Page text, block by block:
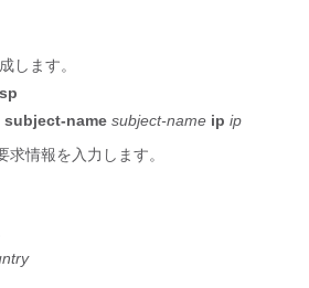
します。
subject-name subject-name ip ip
求情報を入力します。